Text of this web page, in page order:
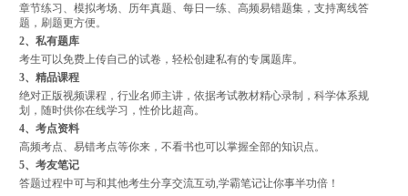
章节练习、模拟考场、历年真题、每日一练、高频易错题集，支持离线答
题，刷题更方便。
2、私有题库
考生可以免费上传自己的试卷，轻松创建私有的专属题库。
3、精品课程
绝对正版视频课程，行业名师主讲，依据考试教材精心录制，科学体系规
划，随时供你在线学习，性价比超高。
4、考点资料
高频考点、易错考点等你来，不看书也可以掌握全部的知识点。
5、考友笔记
答题过程中可与和其他考生分享交流互动,学霸笔记让你事半功倍！